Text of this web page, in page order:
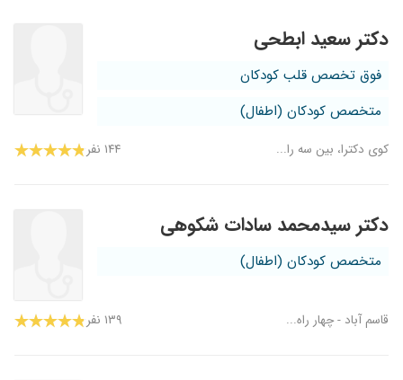
دکتر سعید ابطحی
فوق تخصص قلب کودکان
متخصص کودکان (اطفال)
کوی دکترا، بین سه را... ۱۴۴ نفر
دکتر سیدمحمد سادات شکوهی
متخصص کودکان (اطفال)
قاسم آباد - چهار راه... ۱۳۹ نفر